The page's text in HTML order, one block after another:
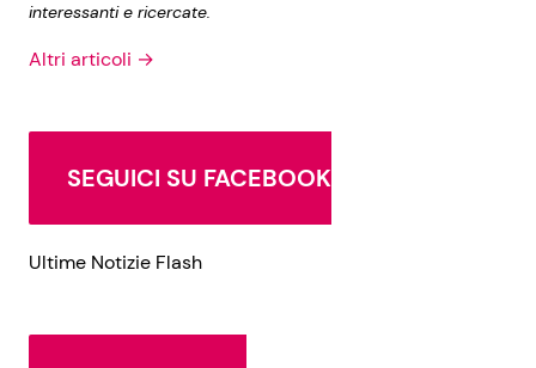
interessanti e ricercate.
Altri articoli →
SEGUICI SU FACEBOOK
Ultime Notizie Flash